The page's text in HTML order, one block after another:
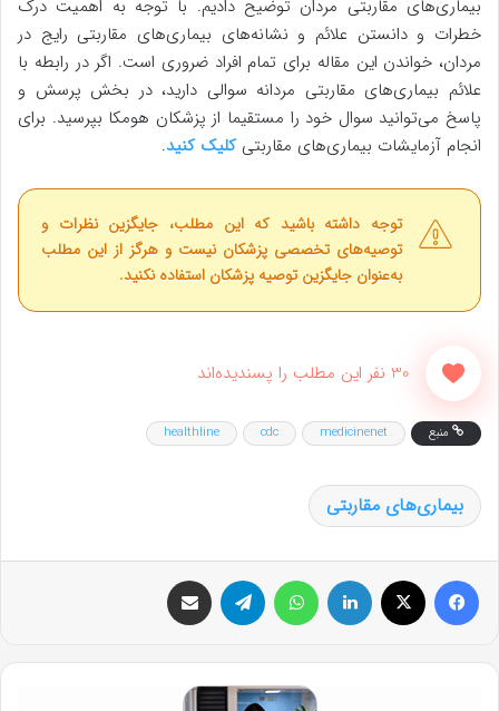
بیماری‌های مقاربتی مردان توضیح دادیم. با توجه به اهمیت درک
خطرات و دانستن علائم و نشانه‌های بیماری‌های مقاربتی رایج در
مردان، خواندن این مقاله برای تمام افراد ضروری است. اگر در رابطه با
علائم بیماری‌های مقاربتی مردانه سوالی دارید، در بخش پرسش و
پاسخ می‌توانید سوال خود را مستقیما از پزشکان هومکا بپرسید. برای
انجام آزمایشات بیماری‌های مقاربتی کلیک کنید.
توجه داشته باشید که این مطلب، جایگزین نظرات و
توصیه‌های تخصصی پزشکان نیست و هرگز از این مطلب
به‌عنوان جایگزین توصیه پزشکان استفاده نکنید.
30 نفر این مطلب را پسندیده‌اند
منبع medicinenet
cdc
healthline
بیماری‌های مقاربتی